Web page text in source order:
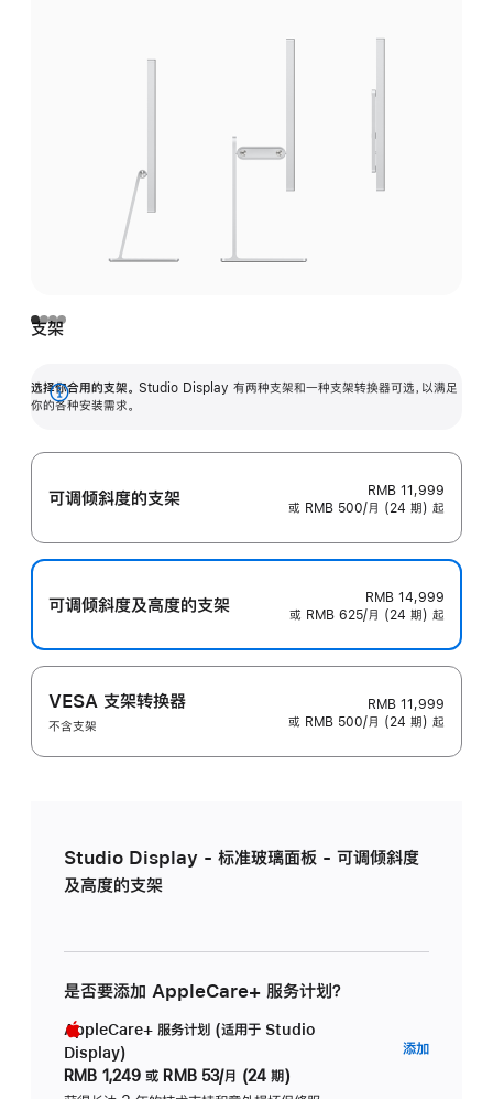
支架
选择你合用的支架。 Studio Display 有两种支架和一种支架转换器可选，以满足
你的各种安装需求。
展
可调倾斜度的支架
RMB 11,999
或 RMB 500/月 (24 期) 起
可调倾斜度及高‍度的支‍架
RMB 14,999
或 RMB 625/月 (24 期) 起
VESA 支架转换器
不含支架
RMB 11,999
或 RMB 500/月 (24 期) 起
Studio Display - 标准玻璃面板 - 可调倾斜度
及高度的支架
是否要添加 AppleCare+ 服务计划？
AppleCare+ 服务计划 (适用于 Studio
Display)
RMB 1,249 或 RMB 53/月 (24 期)
添加